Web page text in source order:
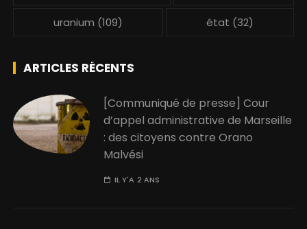
uranium (109) état (32)
ARTICLES RÉCENTS
[Communiqué de presse] Cour
d’appel administrative de Marseille
: des citoyens contre Orano
Malvési
IL Y'A 2 ANS